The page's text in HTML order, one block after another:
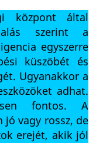
központ által
szerint a
egyszerre
küszöbét és
Ugyanakkor a
adhat.
fontos. A
vagy rossz, de
erejét, akik jól